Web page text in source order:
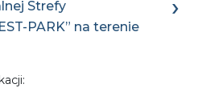
Strefy
PARK” na terenie